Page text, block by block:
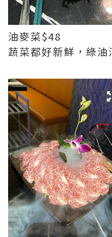
油麥菜$48
蔬菜都好新鮮，綠